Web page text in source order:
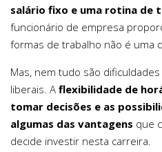
salário fixo e uma rotina de
funcionário de empresa
formas de trabalho não é uma
Mas, nem tudo são
liberais. A flexibilidade de
tomar decisões e as
algumas das vantagens que
decide investir nesta carreira.